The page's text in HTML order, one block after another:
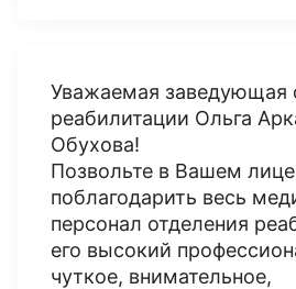
Уважаемая заведующая
реабилитации Ольга
Обухова!
Позвольте в Вашем
поблагодарить весь
персонал отделения
его высокий
чуткое, внимательное,